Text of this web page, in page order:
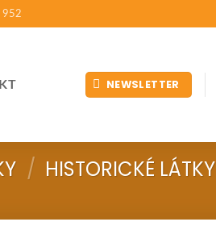
952
NEWSLETTER
/ HISTORICKÉ LÁTKY